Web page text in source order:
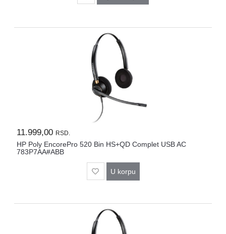
11.999,00 RSD.
HP Poly EncorePro 520 Bin HS+QD Complet USB AC
783P7AA#ABB
U korpu